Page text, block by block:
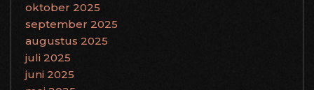
oktober 2025
september 2025
augustus 2025
juli 2025
juni 2025